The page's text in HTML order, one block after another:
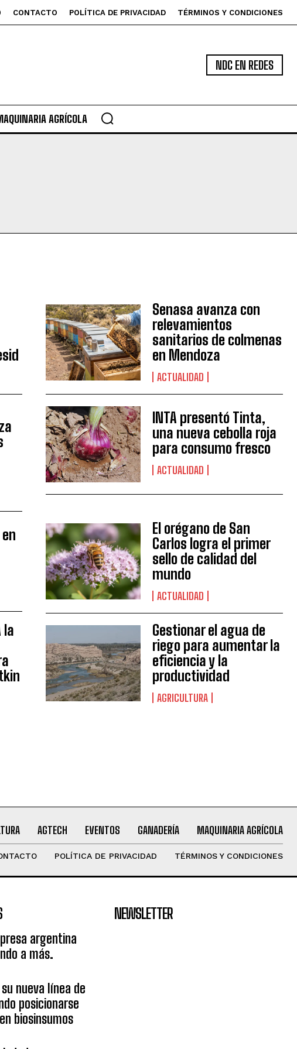
CONTACTO POLÍTICA DE PRIVACIDAD TÉRMINOS Y CONDICIONES
NDC EN REDES
AGRÍCOLA
Senasa avanza con
relevamientos
sanitarios de colmenas
en Mendoza
ACTUALIDAD
INTA presentó Tinta,
una nueva cebolla roja
para consumo fresco
ACTUALIDAD
El orégano de San
Carlos logra el primer
sello de calidad del
mundo
ACTUALIDAD
la
Gestionar el agua de
riego para aumentar la
eficiencia y la
productividad
AGRICULTURA
AGTECH EVENTOS GANADERÍA MAQUINARIA AGRÍCOLA
POLÍTICA DE PRIVACIDAD TÉRMINOS Y CONDICIONES
argentina
a más.
nueva línea de
posicionarse
biosinsumos
NEWSLETTER